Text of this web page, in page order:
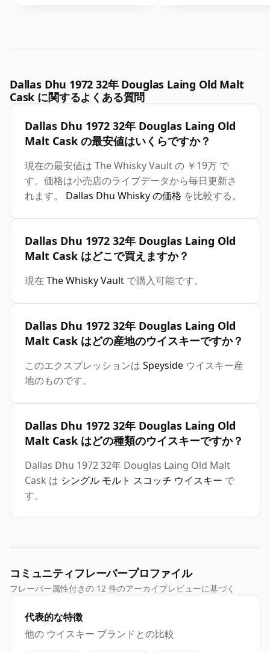
Dallas Dhu 1972 32年 Douglas Laing Old Malt
Cask に関するよくある質問
Dallas Dhu 1972 32年 Douglas Laing Old
Malt Cask の最安値はいくらですか？
現在の最安値は The Whisky Vault の ￥19万 で
す。価格は小売店のライブデータから毎日更新さ
れます。 Dallas Dhu Whisky の価格 を比較する。
Dallas Dhu 1972 32年 Douglas Laing Old
Malt Cask はどこで買えますか？
現在 The Whisky Vault で購入可能です。
Dallas Dhu 1972 32年 Douglas Laing Old
Malt Cask はどの産地のウイスキーですか？
このエクスプレッションは Speyside ウイスキー産
地のものです。
Dallas Dhu 1972 32年 Douglas Laing Old
Malt Cask はどの種類のウイスキーですか？
Dallas Dhu 1972 32年 Douglas Laing Old Malt
Cask は シングル モルト スコッチ ウイスキー で
す。
コミュニティフレーバープロファイル
フレーバー属性付きの 12 件のアーカイブレビューに基づく
代表的な特徴
他の ウイスキー ブランドとの比較